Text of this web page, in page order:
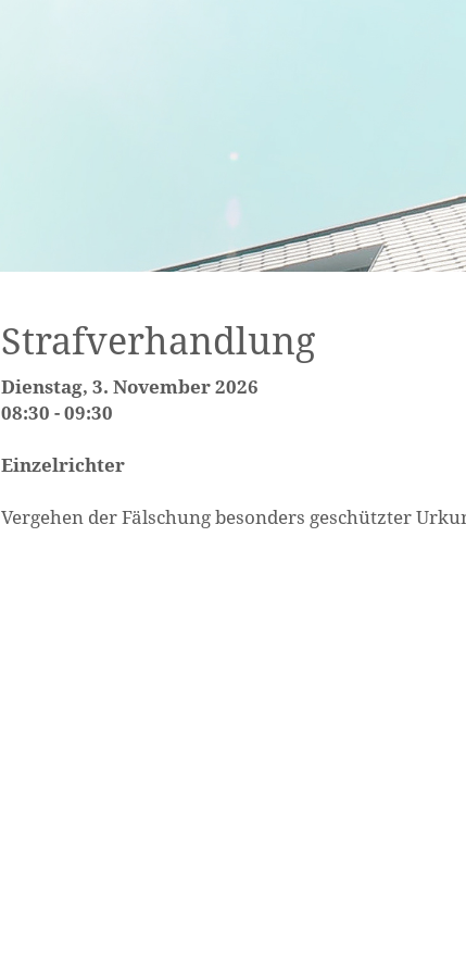
Strafverhandlung
Dienstag, 3. November 2026
08:30 - 09:30
Einzelrichter
Vergehen der Fälschung besonders geschützter